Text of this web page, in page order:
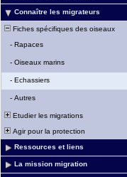
Connaître les migrateurs
Fiches spécifiques des oiseaux
- Rapaces
- Oiseaux marins
- Echassiers
- Autres
Etudier les migrations
Agir pour la protection
Ressources et liens
La mission migration